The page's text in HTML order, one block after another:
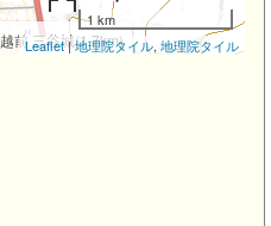
越前 三谷城(1.7km)
1 km
Leaflet|地理院タイル, 地理院タイル